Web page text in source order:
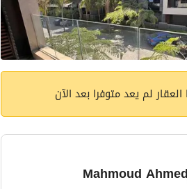
لم يعد متوفرا بعد الآن
Mahmoud Ahmed